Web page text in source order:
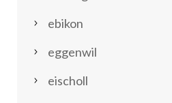
ebikon
eggenwil
eischoll